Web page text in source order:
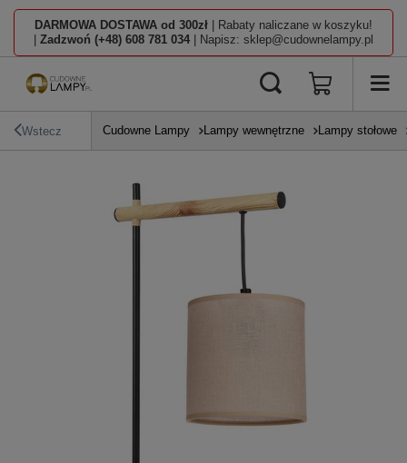
DARMOWA DOSTAWA od 300zł | Rabaty naliczane w koszyku!
Zadzwoń (+48) 608 781 034 | Napisz: sklep@cudownelampy.pl
Wstecz Cudowne Lampy Lampy wewnętrzne Lampy stołowe